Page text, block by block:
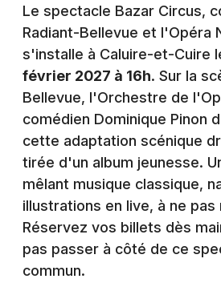
Soirées
Sorties famille
Expos
Sorties & loisirs
Théâtre dans le Rhône
Théâtre en Rhône-Alpes
Théâtre en Auvergne-Rhône-
Toulouse
Le spectacle Bazar Circus,
Radiant-Bellevue et l'Opéra
s'installe à Caluire-et-Cuire
février 2027 à 16h. Sur la
Bellevue, l'Orchestre de
comédien Dominique Pinon
cette adaptation scénique
tirée d'un album jeunesse.
mêlant musique classique,
illustrations en live, à ne pas
Réservez vos billets dès
pas passer à côté de ce
commun.